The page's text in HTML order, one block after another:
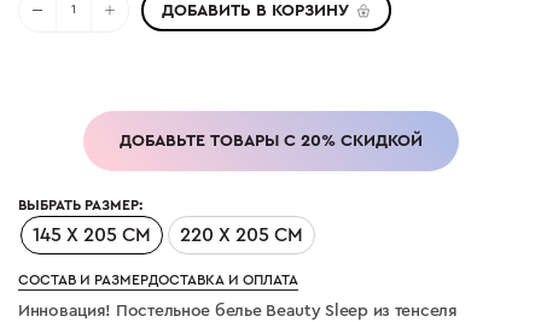
Инновация! Постельное белье Beauty Sleep из тенселя
ВЫБРАТЬ РАЗМЕР:
145 Х 205 СМ 220 Х 205 СМ
СОСТАВ И РАЗМЕРДОСТАВКА И ОПЛАТА
ДОБАВИТЬ В КОРЗИНУ
ДОБАВЬТЕ ТОВАРЫ С 20% СКИДКОЙ